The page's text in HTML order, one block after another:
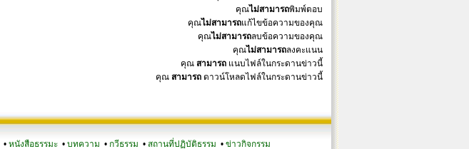
คุณไม่สามารถพิมพ์ตอบ
คุณไม่สามารถแก้ไขข้อความของคุณ
คุณไม่สามารถลบข้อความของคุณ
คุณไม่สามารถลงคะแนน
คุณ สามารถ แนบไฟล์ในกระดานข่าวนี้
คุณ สามารถ ดาวน์โหลดไฟล์ในกระดานข่าวนี้
• หนังสือธรรมะ • บทความ • กวีธรรม • สถานที่ปฏิบัติธรรม • ข่าวกิจกรรม